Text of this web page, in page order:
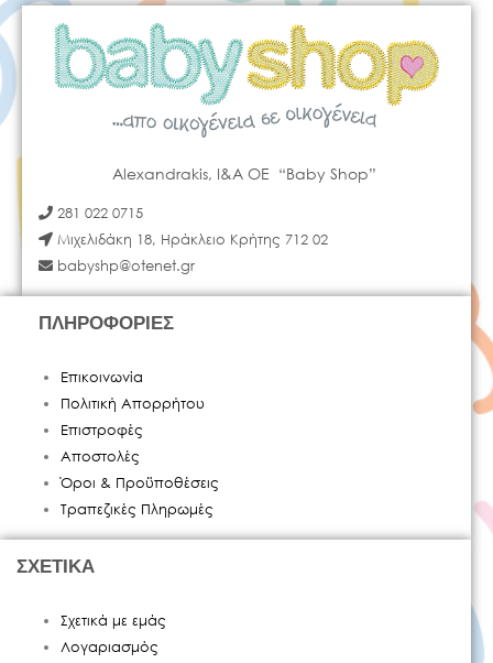
Alexandrakis, I&A OE “Baby Shop”
281 022 0715
Μιχελιδάκη 18, Ηράκλειο Κρήτης 712 02
babyshp@otenet.gr
ΠΛΗΡΟΦΟΡΙΕΣ
Επικοινωνία
Πολιτική Απορρήτου
Επιστροφές
Αποστολές
Όροι & Προϋποθέσεις
Τραπεζικές Πληρωμές
ΣΧΕΤΙΚΑ
Σχετικά με εμάς
Λογαριασμός